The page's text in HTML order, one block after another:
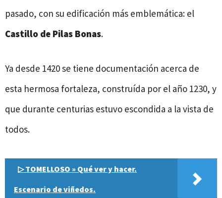
pasado, con su edificación más emblemática: el
Castillo de Pilas Bonas.
Ya desde 1420 se tiene documentación acerca de
esta hermosa fortaleza, construída por el año 1230, y
que durante centurias estuvo escondida a la vista de
todos.
▷ TOMELLOSO » Qué ver y hacer.
Escenario de viñedos.